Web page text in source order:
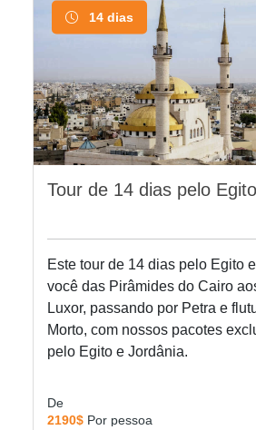
14 dias
Tour de 14 dias pelo
Este tour de 14 dias pelo Egito
você das Pirâmides do Cairo
Luxor, passando por Petra e
Morto, com nossos pacotes
pelo Egito e Jordânia.
De
2190$ Por pessoa